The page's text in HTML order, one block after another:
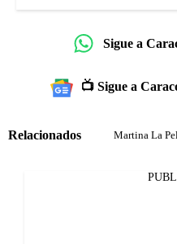
Sigue a
📺 Sigue a
Relacionados Martina La